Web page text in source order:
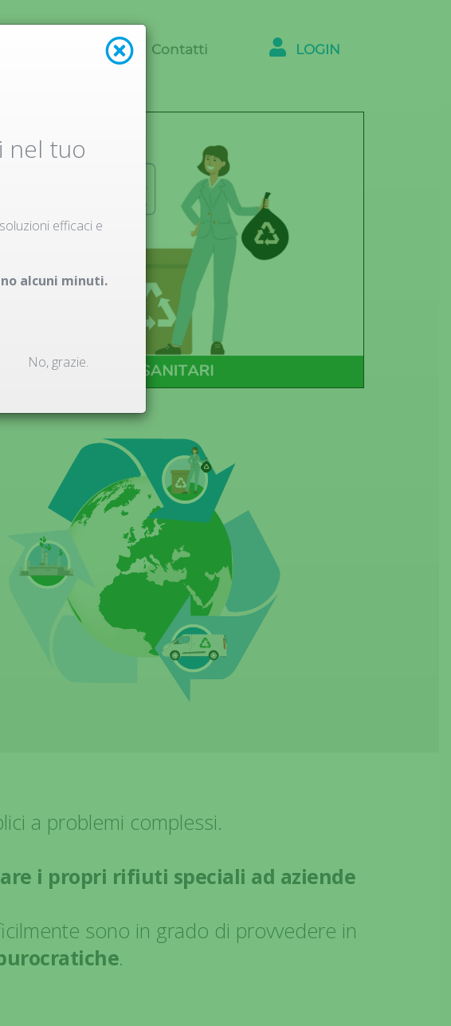
nel tuo
efficaci e
alcuni minuti.
No, grazie.
Speciale Rentri Contatti LOGIN
a problemi complessi.
i propri rifiuti speciali ad aziende
sono in grado di provvedere in
.